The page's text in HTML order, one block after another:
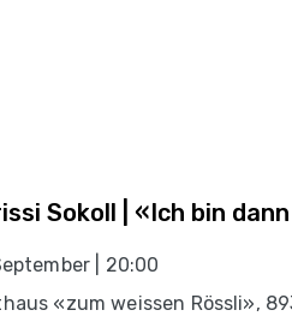
Sokoll | «Ich bin
| 20:00
«zum weissen Rössli»,